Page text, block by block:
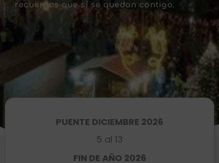
recuerdos que sí se quedan contigo.
PUENTE DICIEMBRE 2026
5 al 13
FIN DE AÑO 2026